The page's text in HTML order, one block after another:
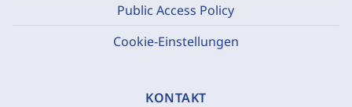
Public Access Policy
Cookie-Einstellungen
KONTAKT